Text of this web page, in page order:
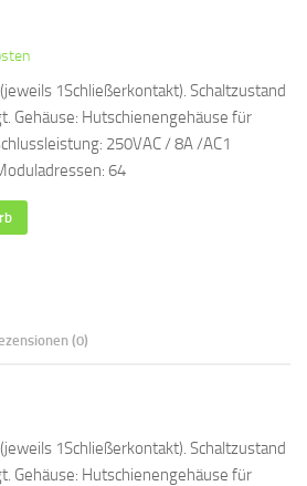
1Schließerkontakt). Schaltzustand
Gehäuse: Hutschienengehäuse für
250VAC / 8A /AC1
64
(0)
1Schließerkontakt). Schaltzustand
Gehäuse: Hutschienengehäuse für